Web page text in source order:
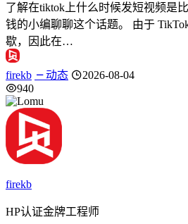
了解在tiktok上什么时候发短视频是
钱的小编聊聊这个话题。 由于
歇，因此在…
firekb 动态
2026-08-04
940
firekb
HP认证金牌工程师